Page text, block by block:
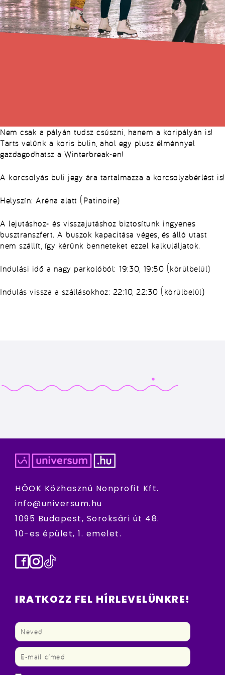
Nem csak a pályán tudsz csúszni, hanem a koripályán is!
Tarts velünk a koris bulin, ahol egy plusz élménnyel
gazdagodhatsz a Winterbreak-en!
A korcsolyás buli jegy ára tartalmazza a korcsolyabérlést is!
Helyszín: Aréna alatt (Patinoire)
A lejutáshoz- és visszajutáshoz biztosítunk ingyenes
busztranszfert. A buszok kapacitása véges, és álló utast
nem szállít, így kérünk benneteket ezzel kalkuláljatok.
Indulási idő a nagy parkolóból: 19:30, 19:50 (körülbelül)
Indulás vissza a szállásokhoz: 22:10, 22:30 (körülbelül)
HÖOK Közhasznú Nonprofit Kft.
info@universum.hu
1095 Budapest, Soroksári út 48.
10-es épület, 1. emelet.
Facebook
Instagram
TikTok
IRATKOZZ FEL HÍRLEVELÜNKRE!